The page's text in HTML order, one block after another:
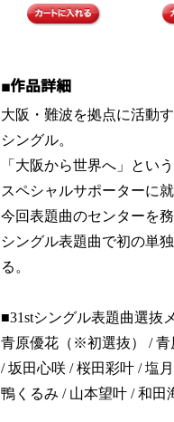
■作品詳細
大阪・難波を拠点に活動
シングル。
「大阪から世界へ」とい
スペシャルサポーターに
今回表題曲のセンターを
シングル表題曲で初の単
る。
■31stシングル表題曲選抜
青原優花（※初選抜） / 青
/ 坂田心咲 / 桜田彩叶 / 塩
鴨くるみ / 山本望叶 / 和田